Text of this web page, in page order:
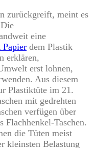
zurückgreift, meint es
eine
Papier dem Plastik
erklären,
erst lohnen,
Aus diesem
Plastiktüte im 21.
mit gedrehten
verfügen über
Flachhenkel-Taschen.
die Tüten meist
kleinsten Belastung